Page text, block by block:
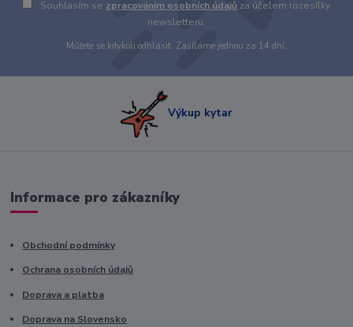
Souhlasím se zpracováním osobních údajů za účelem rozesílky
newsletteru.
Můžete se kdykoli odhlásit. Zasíláme jednou za 14 dní.
Výkup kytar
Informace pro zákazníky
Obchodní podmínky
Ochrana osobních údajů
Doprava a platba
Doprava na Slovensko